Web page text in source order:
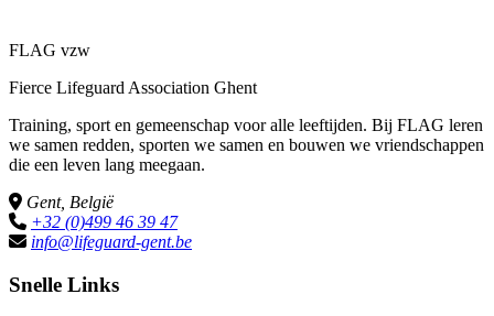
FLAG vzw
Fierce Lifeguard Association Ghent
Training, sport en gemeenschap voor alle leeftijden. Bij FLAG leren
we samen redden, sporten we samen en bouwen we vriendschappen
die een leven lang meegaan.
Gent, België
+32 (0)499 46 39 47
info@lifeguard-gent.be
Snelle Links